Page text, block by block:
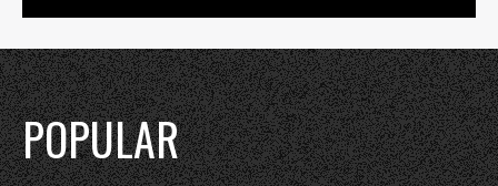
POPULAR